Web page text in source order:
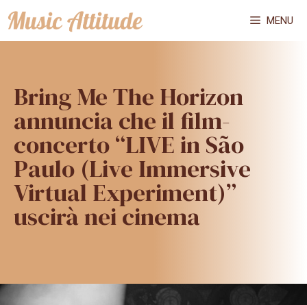
Vai
al
MENU
Bring Me The Horizon
annuncia che il film-
concerto “LIVE in São
Paulo (Live Immersive
Virtual Experiment)”
uscirà nei cinema